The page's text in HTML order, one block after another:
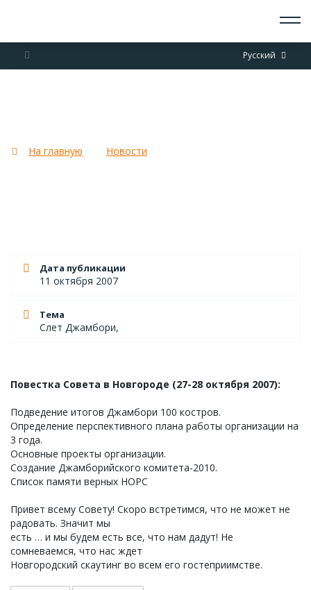
Русский
О СКАУТАХ
КОНТАКТЫ
На главную Новости
Дата публикации
11 октября 2007
Тема
Слет Джамбори,
Повестка Совета в Новгороде (27-28 октября 2007):
Подведение итогов Джамбори 100 костров.
Определение перспективного плана работы организации на
3 года.
Основные проекты организации.
Создание Джамборийского комитета-2010.
Список памяти верных НОРС
Привет всему Совету! Скоро встретимся, что не может не
радовать. Значит мы
есть … и мы будем есть все, что нам дадут! Не
сомневаемся, что нас ждет
Новгородский скаутинг во всем его гостеприимстве.